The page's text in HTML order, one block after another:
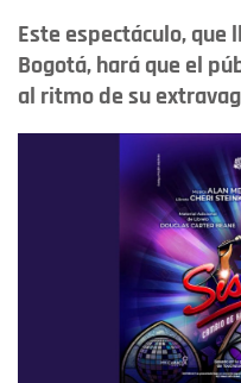
Este espectáculo, que
Bogotá, hará que el
al ritmo de su